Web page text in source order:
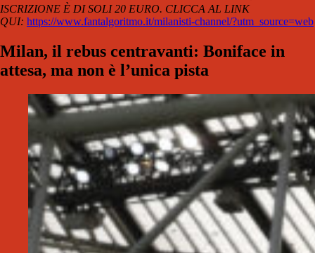
ISCRIZIONE È DI SOLI 20 EURO. CLICCA AL LINK
QUI: https://www.fantalgoritmo.it/milanisti-channel/?utm_source=web
Milan, il rebus centravanti: Boniface in
attesa, ma non è l’unica pista